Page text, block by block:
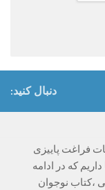
دنبال کنید:
فراغت پاییزی
که در ادامه
،کتاب نوجوان